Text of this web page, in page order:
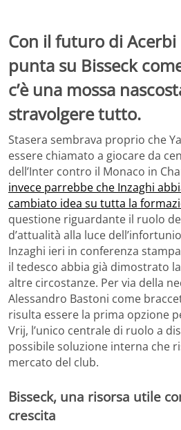
Con il futuro di Acerbi
punta su Bisseck
c’è una mossa
stravolgere tutto.
Stasera sembrava proprio che
essere chiamato a giocare da
dell’Inter contro il Monaco in
invece parrebbe che Inzaghi
cambiato idea su tutta la
questione riguardante il ruolo
d’attualità alla luce
Inzaghi ieri in conferenza
il tedesco abbia già dimostrato
altre circostanze. Per via della
Alessandro Bastoni come
risulta essere la prima opzione
Vrij, l’unico centrale di ruolo a
possibile soluzione interna che
mercato del club.
Bisseck, una risorsa utile
crescita